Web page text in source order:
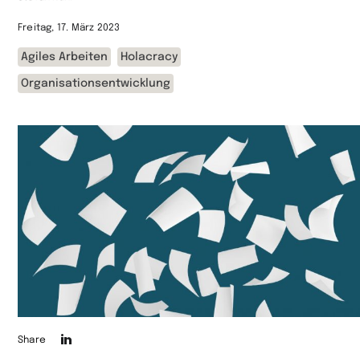
Freitag, 17. März 2023
Agiles Arbeiten Holacracy
Organisationsentwicklung
Share